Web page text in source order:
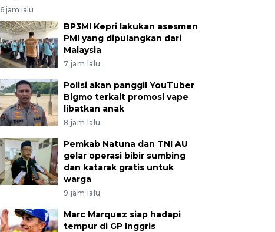
6 jam lalu
BP3MI Kepri lakukan asesmen
PMI yang dipulangkan dari
Malaysia
7 jam lalu
Polisi akan panggil YouTuber
Bigmo terkait promosi vape
libatkan anak
8 jam lalu
Pemkab Natuna dan TNI AU
gelar operasi bibir sumbing
dan katarak gratis untuk
warga
9 jam lalu
Marc Marquez siap hadapi
tempur di GP Inggris